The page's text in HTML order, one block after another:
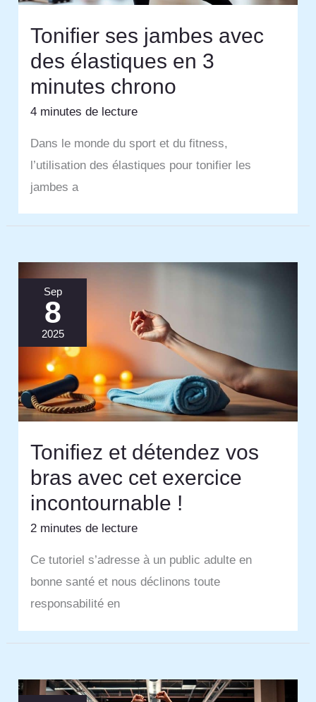
Tonifier ses jambes avec
des élastiques en 3
minutes chrono
4 minutes de lecture
Dans le monde du sport et du fitness,
l’utilisation des élastiques pour tonifier les
jambes a
Sep
8
2025
Tonifiez et détendez vos
bras avec cet exercice
incontournable !
2 minutes de lecture
Ce tutoriel s’adresse à un public adulte en
bonne santé et nous déclinons toute
responsabilité en